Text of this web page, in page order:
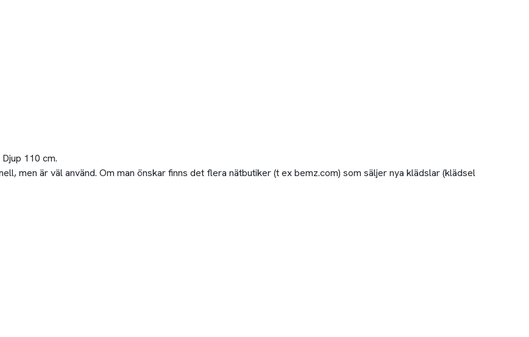
110 cm.
men är väl använd. Om man önskar finns det flera nätbutiker (t ex bemz.com) som säljer nya klädslar (klädsel